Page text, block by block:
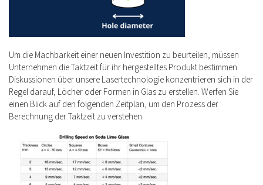
Um die Machbarkeit einer neuen Investition zu beurteilen, müssen
Unternehmen die Taktzeit für ihr hergestelltes Produkt bestimmen.
Diskussionen über unsere Lasertechnologie konzentrieren sich in der
Regel darauf, Löcher oder Formen in Glas zu erstellen. Werfen Sie
einen Blick auf den folgenden Zeitplan, um den Prozess der
Berechnung der Taktzeit zu verstehen: